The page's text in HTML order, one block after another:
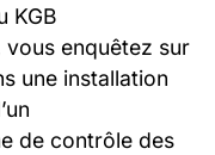
KGB
enquêtez sur
une installation
de contrôle des